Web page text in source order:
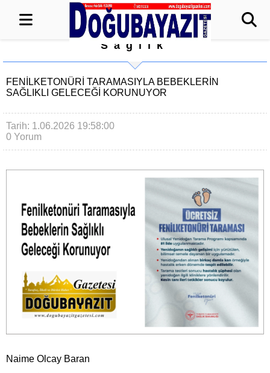
Sağlık
FENILKETONÜRI TARAMASIYLA BEBEKLERIN
SAĞLIKLI GELECEĞI KORUNUYOR
Tarih: 1.06.2026 19:58:00
0 Yorum
Naime Olcay Baran